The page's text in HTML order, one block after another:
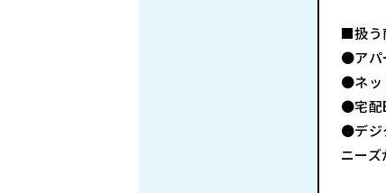
■扱う
●アパ
●ネッ
●宅配
●デジ
ニーズ